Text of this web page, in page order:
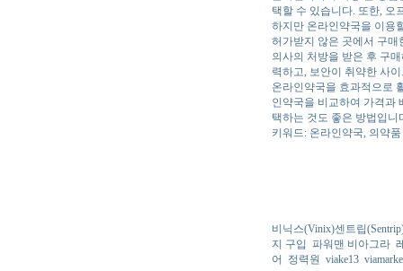
택할 수 있습니다. 또한, 오
하지만 온라인약국을 이용
허가받지 않은 곳에서 구
의사의 처방을 받은 후 구
력하고, 보안이 취약한 사
온라인약국을 효과적으로
인약국을 비교하여 가격과
택하는 것도 좋은 방법입니
키워드: 온라인약국, 의약
비닉스(Vinix)센트립
지 구입 파워맨 비아그라
어
정력원 viake13